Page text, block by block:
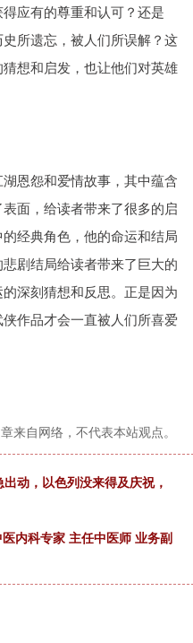
应有的尊重和认可？还是
所遗忘，被人们所误解？这
想和启发，也让他们对英雄
恩怨和爱情故事，其中蕴含
面，给读者带来了很多的启
经典角色，他的命运和结局
剧结局给读者带来了巨大的
深刻猜想和反思。正是因为
作品才会一直被人们所喜爱
来自网络，不代表本站观点。
动，以色列没来得及庆祝，
内科专家 主任中医师 业务副